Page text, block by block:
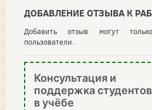
ДОБАВЛЕНИЕ ОТЗЫВА К
Добавить отзыв могут
пользователи.
Консультация и
поддержка студентов
в учёбе